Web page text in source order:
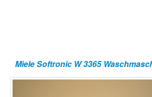
Miele Softronic W 3365